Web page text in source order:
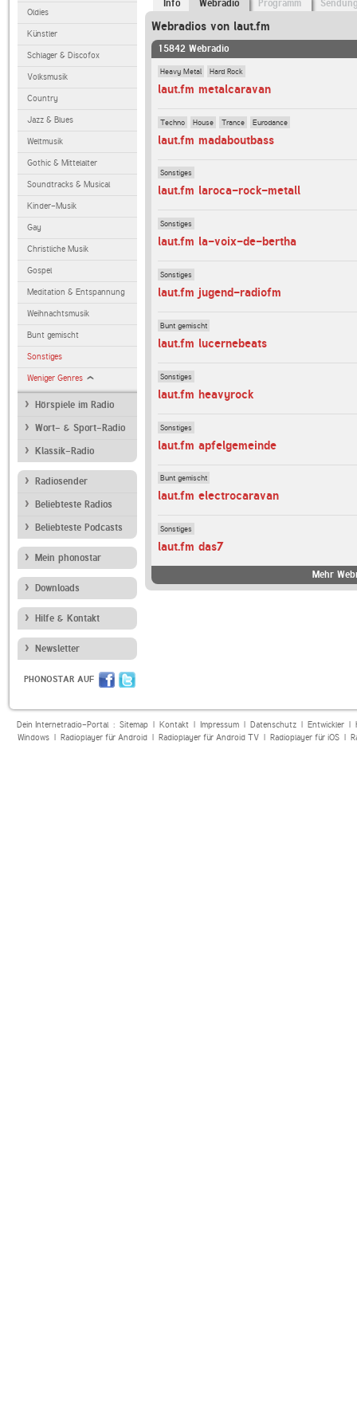
Oldies
Künstler
Schlager & Discofox
Volksmusik
Country
Jazz & Blues
Weltmusik
Gothic & Mittelalter
Soundtracks & Musical
Kinder-Musik
Gay
Christliche Musik
Gospel
Meditation & Entspannung
Weihnachtsmusik
Bunt gemischt
Sonstiges
Weniger Genres
Hörspiele im Radio
Wort- & Sport-Radio
Klassik-Radio
Radiosender
Beliebteste Radios
Beliebteste Podcasts
Mein phonostar
Downloads
Hilfe & Kontakt
Newsletter
PHONOSTAR AUF
Info Webradio Programm
Webradios von laut.fm
15842 Webradio
Heavy Metal Hard Rock
laut.fm metalcaravan
Techno House Trance Eurodance
laut.fm madaboutbass
Sonstiges
laut.fm laroca-rock-metall
Sonstiges
laut.fm la-voix-de-bertha
Sonstiges
laut.fm jugend-radiofm
Bunt gemischt
laut.fm lucernebeats
Sonstiges
laut.fm heavyrock
Sonstiges
laut.fm apfelgemeinde
Bunt gemischt
laut.fm electrocaravan
Sonstiges
laut.fm das7
Mehr
Dein Internetradio-Portal : Sitemap| Kontakt| Impressum| Datenschutz| Entwickler|
Windows| Radioplayer für Android| Radioplayer für Android TV| Radioplayer für iOS|